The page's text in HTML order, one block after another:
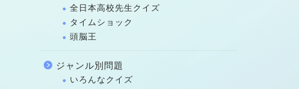
全日本高校先生クイズ
タイムショック
頭脳王
ジャンル別問題
いろんなクイズ